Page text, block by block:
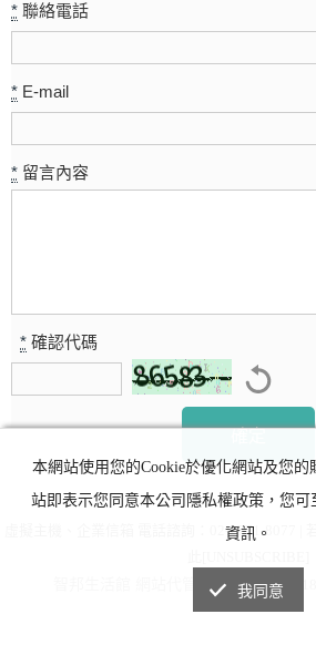
* 聯絡電話
* E-mail
* 留言內容
* 確認代碼
虛擬主機、企業信箱 電話諮詢：02-2771-8077 |
版權所有@
本網站使用您的Cookie於優化網站及您的
站即表示您同意本公司隱私權政策，您可
資訊。
我同意